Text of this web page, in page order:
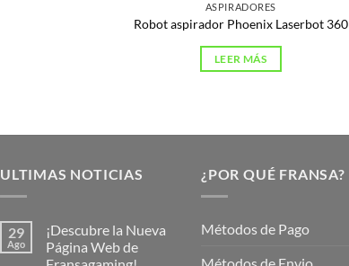
ASPIRADORES
Robot aspirador Phoenix Laserbot 360
LEER MÁS
ULTIMAS NOTICIAS
29
Ago
¡Descubre la Nueva
Página Web de
¿POR QUÉ FRANSA?
Métodos de Pago